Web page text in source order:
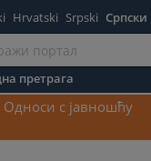
Hrvatski Srpski Српски
претрага
Односи с јавношћу